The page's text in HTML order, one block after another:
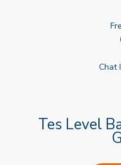
Chat
Tes Level